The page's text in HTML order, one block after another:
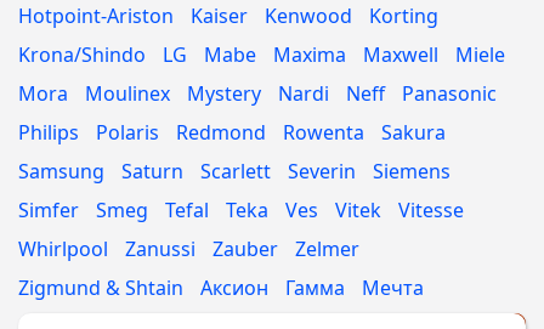
Hotpoint-Ariston
Kaiser Kenwood
Korting
Krona/Shindo
LG Mabe Maxima Maxwell
Miele
Mora
Moulinex Mystery Nardi Neff
Panasonic
Philips
Polaris Redmond Rowenta
Sakura
Samsung
Saturn Scarlett Severin
Siemens
Simfer
Smeg Tefal Teka Ves Vitek
Vitesse
Whirlpool
Zanussi Zauber
Zelmer
Zigmund & Shtain
Аксион Гамма Мечта